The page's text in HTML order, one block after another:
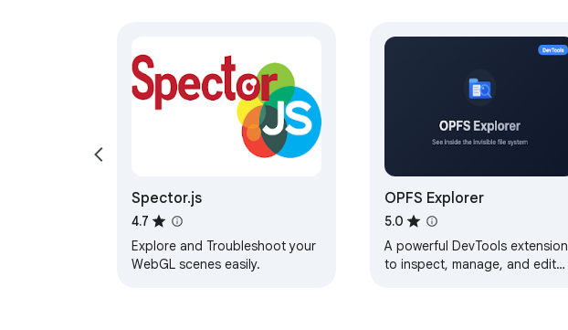
Spector.js
4.7
Explore and Troubleshoot your
WebGL scenes easily.
OPFS Explorer
5.0
A powerful DevTools extension
to inspect, manage, and edit